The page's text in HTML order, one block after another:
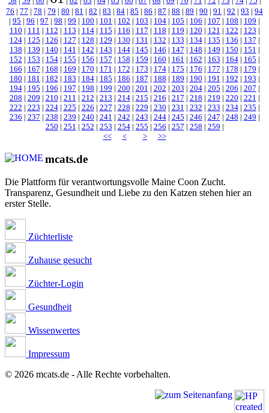
76 | 77 | 78 | 79 | 80 | 81 | 82 | 83 | 84 | 85 | 86 | 87 | 88 | 89 | 90 | 91 | 92 | 93 | 94
| 95 | 96 | 97 | 98 | 99 | 100 | 101 | 102 | 103 | 104 | 105 | 106 | 107 | 108 | 109 |
110 | 111 | 112 | 113 | 114| 115 | 116 | 117 | 118 | 119 | 120 | 121 | 122 | 123 |
124| 125 | 126 | 127 | 128 | 129 | 130 | 131 | 132 | 133 | 134| 135 | 136 | 137 |
138 | 139 | 140 | 141 | 142 | 143 | 144| 145 | 146 | 147 | 148 | 149 | 150 | 151 |
152 | 153 | 154| 155 | 156 | 157 | 158 | 159 | 160 | 161 | 162 | 163 | 164| 165 |
166 | 167 | 168 | 169 | 170 | 171 | 172 | 173 | 174| 175 | 176 | 177 | 178 | 179 |
180 | 181 | 182 | 183 | 184| 185 | 186 | 187 | 188 | 189 | 190 | 191 | 192 | 193 |
194| 195 | 196 | 197 | 198 | 199 | 200 | 201 | 202 | 203 | 204| 205 | 206 | 207 |
208 | 209 | 210 | 211 | 212 | 213 | 214| 215 | 216 | 217 | 218 | 219 | 220 | 221 |
222 | 223 | 224| 225 | 226 | 227 | 228 | 229 | 230 | 231 | 232 | 233 | 234| 235 |
236 | 237 | 238 | 239 | 240 | 241 | 242 | 243 | 244| 245 | 246 | 247 | 248 | 249 |
250 | 251 | 252 | 253 | 254| 255 | 256 | 257 | 258 | 259 |
<<
< > >>
mcats.de
Die Plattform für verantwortungsvolle Maine Coon Zucht.
Transparenz, Gesundheit und Liebe zu den Katzen stehen hier an
erster Stelle.
Züchterliste
Zuhause gesucht
Züchter-Login
Gesundheit
Wissenwertes
Impressum
© 2026 mcats.de - Alle Rechte vorbehalten.